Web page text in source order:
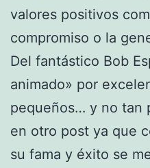
valores positivos
compromiso o la
Del fantástico Bob
animado» por
pequeños… y no tan
en otro post ya que
su fama y éxito se